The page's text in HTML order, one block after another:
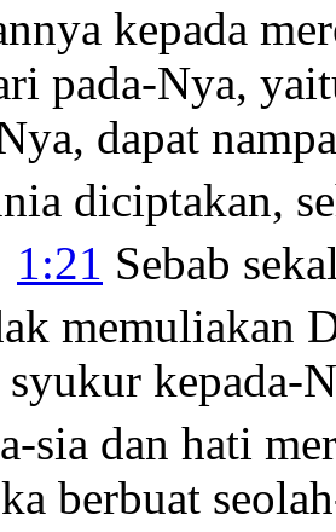
kepada
pada-Nya,
dapat
diciptakan,
1:21 Sebab
memuliakan
syukur kepada-
sia dan hati
berbuat